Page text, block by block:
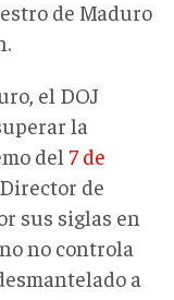
de Maduro
el DOJ
la
del 7 de
de
sus siglas en
no controla
a